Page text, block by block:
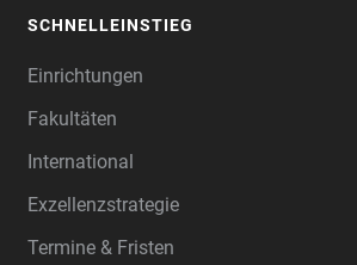
SCHNELLEINSTIEG
Einrichtungen
Fakultäten
International
Exzellenzstrategie
Termine & Fristen